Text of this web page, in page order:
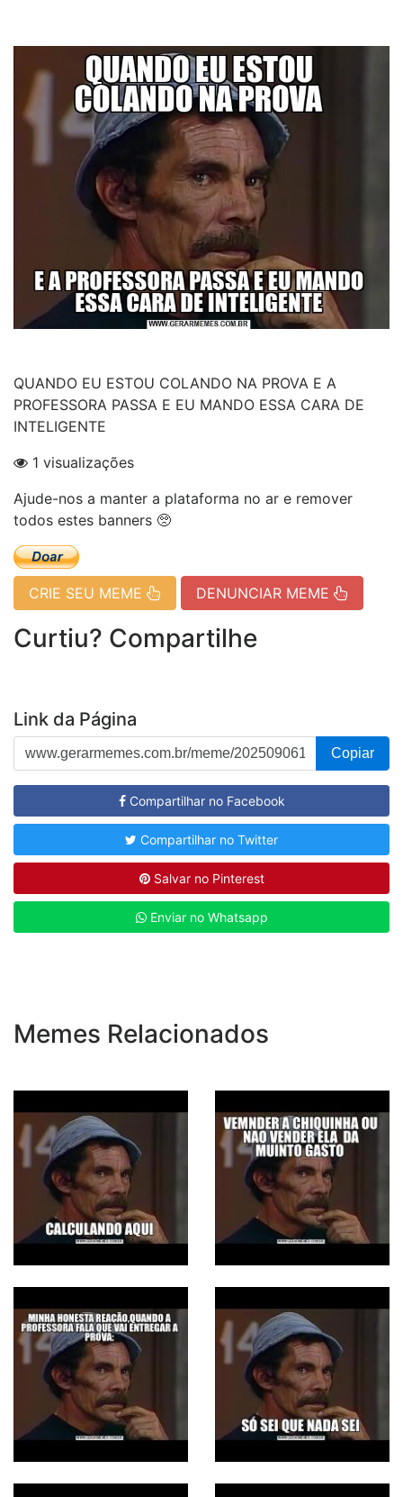
QUANDO EU ESTOU COLANDO NA PROVA E A
PROFESSORA PASSA E EU MANDO ESSA CARA DE
INTELIGENTE
1 visualizações
Ajude-nos a manter a plataforma no ar e remover
todos estes banners 🥺
CRIE SEU MEME DENUNCIAR MEME
Curtiu? Compartilhe
Link da Página
Copiar
Compartilhar no Facebook
Compartilhar no Twitter
Salvar no Pinterest
Enviar no Whatsapp
Memes Relacionados